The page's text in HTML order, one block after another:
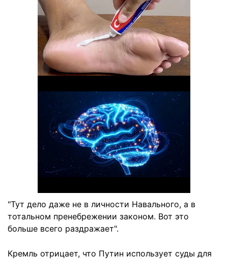
"Тут дело даже не в личности Навального, а в
тотальном пренебрежении законом. Вот это
больше всего раздражает".
Кремль отрицает, что Путин использует суды для